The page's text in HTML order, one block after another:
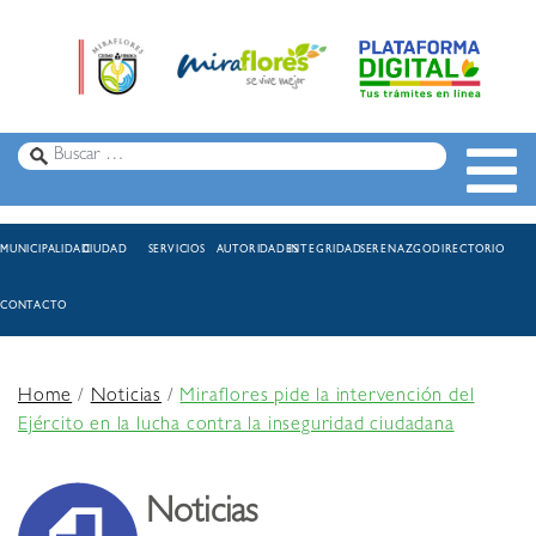
MUNICIPALIDADCIUDAD SERVICIOS AUTORIDADESINTEGRIDADSERENAZGODIRECTORIO
CONTACTO
Home/Noticias /Miraflores pide la intervención del
Ejército en la lucha contra la inseguridad ciudadana
Noticias